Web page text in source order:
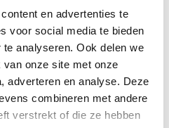
en advertenties te
voor social media te bieden
analyseren. Ook delen we
onze site met onze
adverteren en analyse. Deze
combineren met andere
verstrekt of die ze hebben